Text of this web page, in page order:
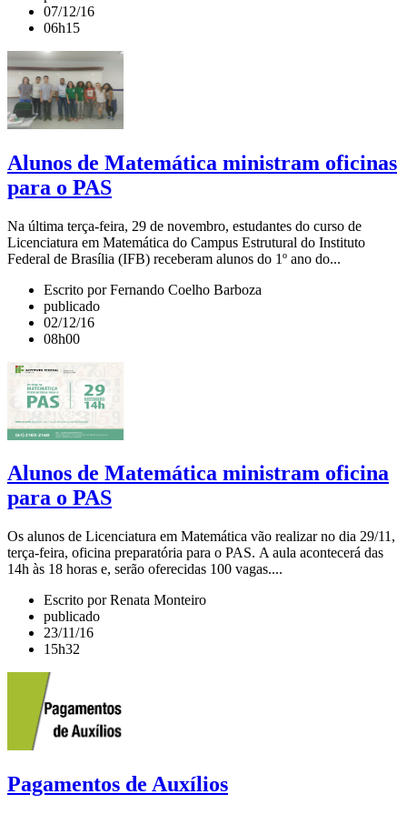
07/12/16
06h15
Alunos de Matemática ministram oficinas
para o PAS
Na última terça-feira, 29 de novembro, estudantes do curso de
Licenciatura em Matemática do Campus Estrutural do Instituto
Federal de Brasília (IFB) receberam alunos do 1º ano do...
Escrito por Fernando Coelho Barboza
publicado
02/12/16
08h00
Alunos de Matemática ministram oficina
para o PAS
Os alunos de Licenciatura em Matemática vão realizar no dia 29/11,
terça-feira, oficina preparatória para o PAS. A aula acontecerá das
14h às 18 horas e, serão oferecidas 100 vagas....
Escrito por Renata Monteiro
publicado
23/11/16
15h32
Pagamentos de Auxílios